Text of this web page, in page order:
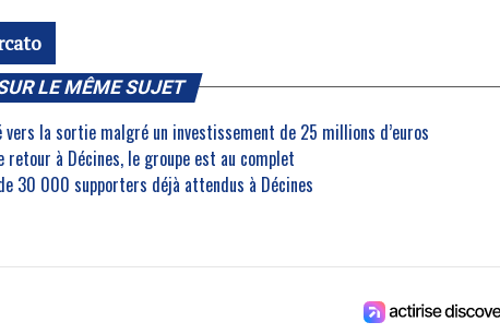
LE MÊME SUJET
vers la sortie malgré un investissement de 25 millions d’euros
retour à Décines, le groupe est au complet
30 000 supporters déjà attendus à Décines